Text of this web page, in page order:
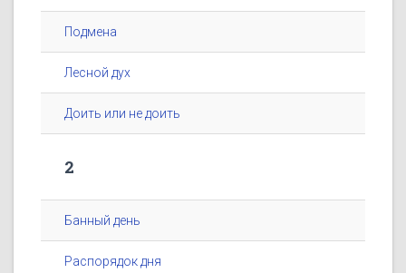
Подмена
Лесной дух
Доить или не доить
2
Банный день
Распорядок дня